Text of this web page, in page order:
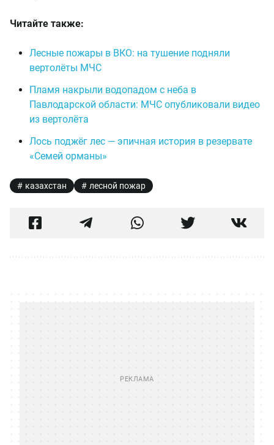
Читайте также:
Лесные пожары в ВКО: на тушение подняли
вертолёты МЧС
Пламя накрыли водопадом с неба в
Павлодарской области: МЧС опубликовали видео
из вертолёта
Лось поджёг лес — эпичная история в резервате
«Семей орманы»
казахстан лесной пожар